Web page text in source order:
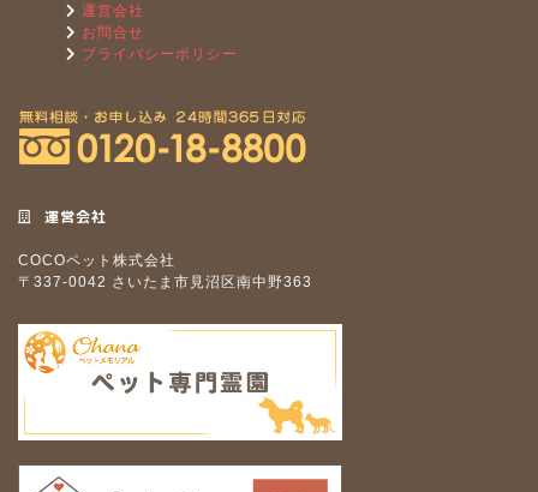
運営会社
お問合せ
プライバシーポリシー
運営会社
COCOペット株式会社
〒337-0042 さいたま市見沼区南中野363